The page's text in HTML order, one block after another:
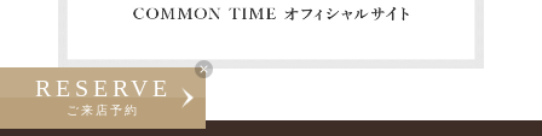
RESERVE
ご来店予約